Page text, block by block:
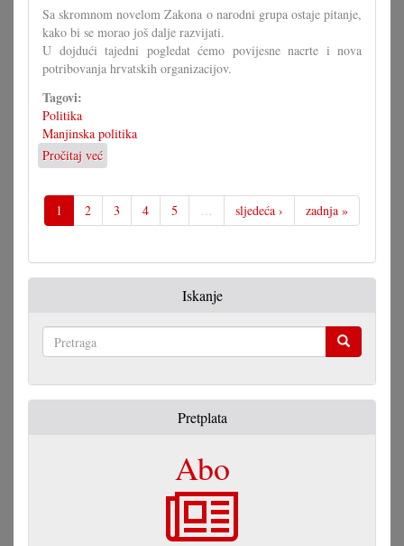
Sa skromnom novelom Zakona o narodni grupa ostaje pitanje,
kako bi se morao još dalje razvijati.
U dojdući tajedni pogledat ćemo povijesne nacrte i nova
potribovanja hrvatskih organizacijov.
Tagovi:
Politika
Manjinska politika
Pročitaj već
Kako
bi
morao
izgledati
o
narodni
1 2 3 4 5 … sljedeća › zadnja »
Iskanje
Pretplata
Abo